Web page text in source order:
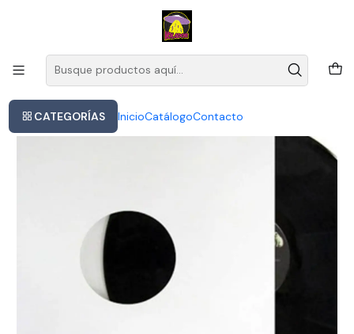
CATEGORÍAS InicioCatálogoContacto
Este es el texto del slide